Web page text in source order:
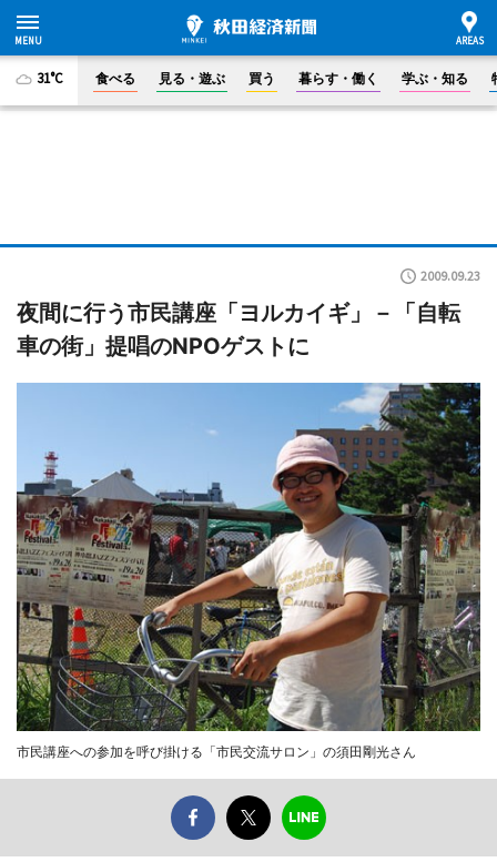
31°C 食べる 見る・遊ぶ 買う 暮らす・働く 学ぶ・知る
2009.09.23
夜間に行う市民講座「ヨルカイギ」－「自転
車の街」提唱のNPOゲストに
市民講座への参加を呼び掛ける「市民交流サロン」の須田剛光さん